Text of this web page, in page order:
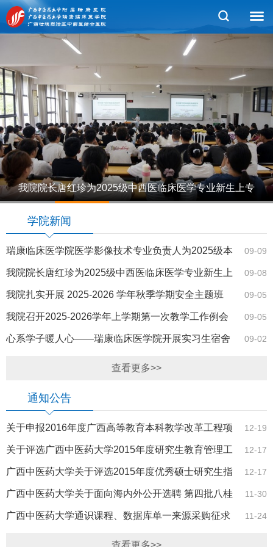
我院院长唐红珍为2025级中西医临床医学专业新生上专
学院新闻
09-09
瑞康临床医学院医学影像技术专业负责人为2025级本
科生上专业思… 09-08
我院院长唐红珍为2025级中西医临床医学专业新生上
专业思想教育课 09-05
我院扎实开展 2025-2026 学年秋季学期安全主题班
会、宿舍安全… 09-05
我院召开2025-2026学年上学期第一次教学工作例会
09-02
心系学子暖人心——瑞康临床医学院开展实习生宿舍
查看更多>>
通知公告
12-19
关于申报2016年度广西高等教育本科教学改革工程项
目的通知 12-17
关于评选广西中医药大学2015年度研究生教育管理工
作先进集体和… 12-17
广西中医药大学关于评选2015年度优秀硕士研究生指
导教师的通知 11-30
广西中医药大学关于面向海内外公开选聘 第四批八桂
学者和第五… 11-24
广西中医药大学通识课程、数据库单一来源采购征求
查看更多>>